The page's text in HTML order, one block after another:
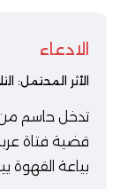
الادعاء
الأثر المحتمل:
تدخل حاسم من
قضية فتاة
بياعة القهوة